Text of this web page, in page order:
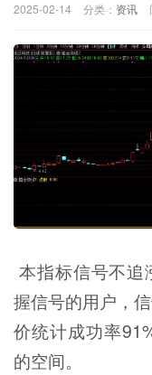
2025-02-14 分类： 资讯
本指标信号不
握信号的用户，
价统计成功率
的空间。